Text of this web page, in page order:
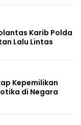
Karib Polda
Lalu Lintas
Kepemilikan
di Negara